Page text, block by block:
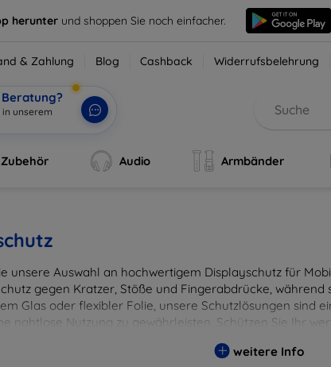
herunter und shoppen Sie noch einfacher.
& Zahlung Blog Cashback Widerrufsbelehrung
unserem
Zubehör Audio Armbänder
unsere Auswahl an hochwertigem Displayschutz für
gegen Kratzer, Stöße und Fingerabdrücke,
Glas oder flexibler Folie, unsere Schutzlösungen sind
nahtlose Nutzung zu gewährleisten. Schützen Sie Ihr
weitere Info